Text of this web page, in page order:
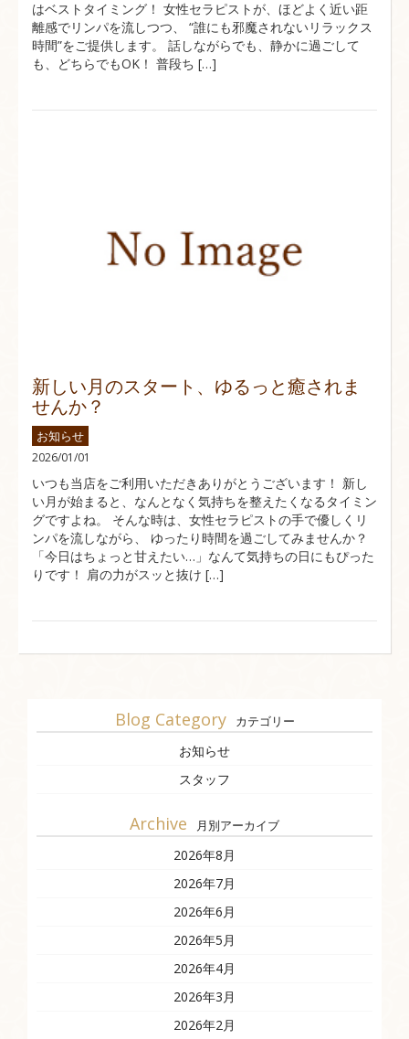
はベストタイミング！ 女性セラピストが、ほどよく近い距
離感でリンパを流しつつ、 “誰にも邪魔されないリラックス
時間”をご提供します。 話しながらでも、静かに過ごして
も、どちらでもOK！ 普段ち […]
新しい月のスタート、ゆるっと癒されま
せんか？
お知らせ
2026/01/01
いつも当店をご利用いただきありがとうございます！ 新し
い月が始まると、なんとなく気持ちを整えたくなるタイミン
グですよね。 そんな時は、女性セラピストの手で優しくリ
ンパを流しながら、 ゆったり時間を過ごしてみませんか？
「今日はちょっと甘えたい…」なんて気持ちの日にもぴった
りです！ 肩の力がスッと抜け […]
Blog Category カテゴリー
お知らせ
スタッフ
Archive 月別アーカイブ
2026年8月
2026年7月
2026年6月
2026年5月
2026年4月
2026年3月
2026年2月